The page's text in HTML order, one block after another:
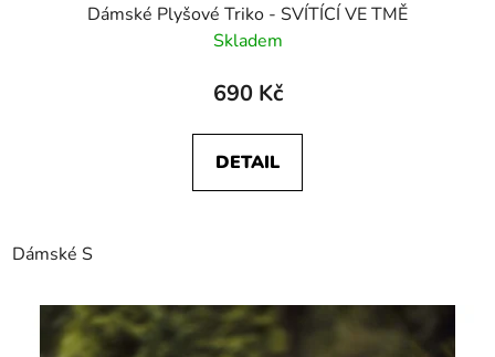
Dámské Plyšové Triko - SVÍTÍCÍ VE TMĚ
Skladem
690 Kč
DETAIL
Dámské S